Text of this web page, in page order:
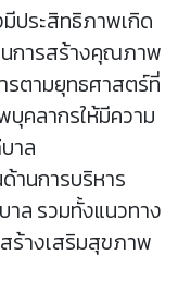
มีประสิทธิภาพเกิด
นการสร้างคุณภาพ
รตามยุทธศาสตร์ที่
คลากรให้มีความ
าล
านการบริหาร
ล รวมทั้งแนวทาง
ร้างเสริมสุขภาพ